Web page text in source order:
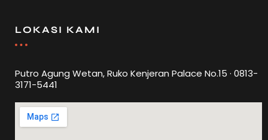
LOKASI KAMI
Putro Agung Wetan, Ruko Kenjeran Palace No.15 · 0813-
3171-5441